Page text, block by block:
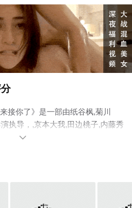
接你了》是一部由纸谷枫,菊川
执导，,京本大我,田边桃子,内藤秀
,ハリウッドザコシショウ,乙叶,宫
免费观看高清未删减完整版电视
